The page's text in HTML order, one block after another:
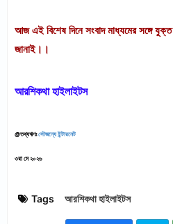
আজ এই বিশেষ দিনে সংবাদ মাধ্যমের সঙ্গে
জানাই।।
আরশিকথা হাইলাইটস
@তথ্যঋণঃ সৌজন্যে ইন্টারনেট
৩রা মে ২০২৬
Tags আরশিকথা হাইলাইটস